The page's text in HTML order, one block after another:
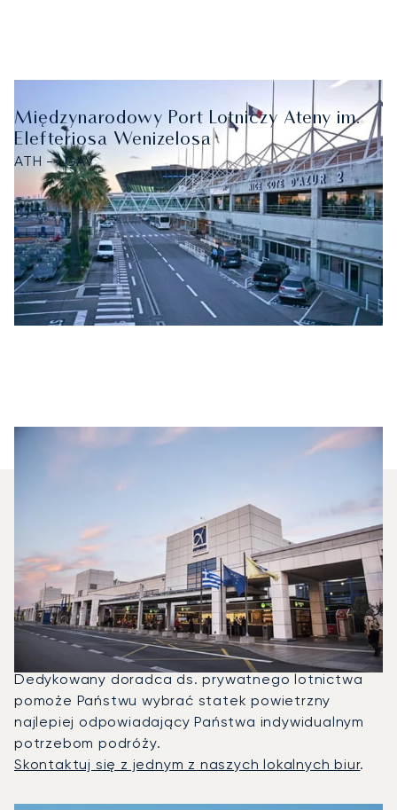
Międzynarodowy Port Lotniczy Ateny im.
Elefteriosa Wenizelosa
ATH - LGAV
Jakie Typy Samolotów Mogę
Wyczarterować, Aby Polecieć
Między Niceą A Atenami?
W 2025 roku Citation M2, Beechjet 400A i G280
były najczęściej wykorzystywanymi prywatnymi
odrzutowcami na trasie Ateny — Nicea.
Dedykowany doradca ds. prywatnego lotnictwa
pomoże Państwu wybrać statek powietrzny
najlepiej odpowiadający Państwa indywidualnym
potrzebom podróży.
Skontaktuj się z jednym z naszych lokalnych biur.